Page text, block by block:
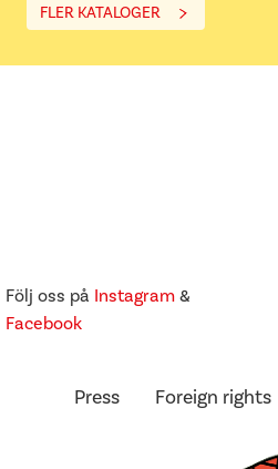
FLER KATALOGER
Följ oss på Instagram &
Facebook
Press Foreign rights